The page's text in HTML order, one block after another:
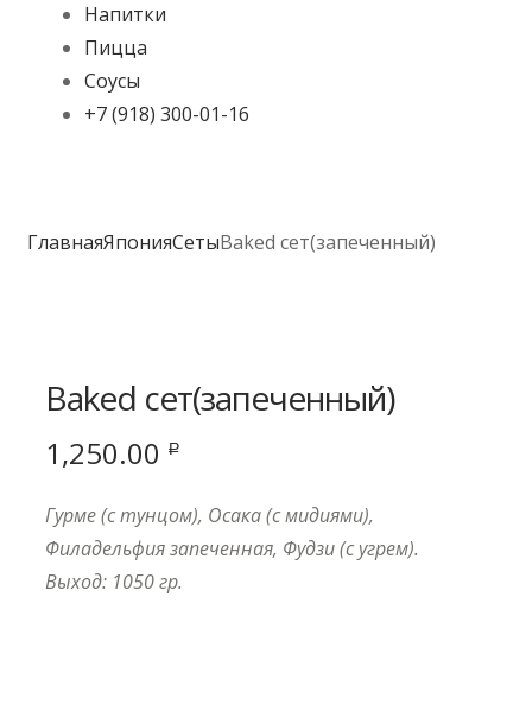
Напитки
Пицца
Соусы
+7 (918) 300-01-16
ГлавнаяЯпонияСетыBaked сет(запеченный)
Baked сет(запеченный)
1,250.00 Р
Гурме (с тунцом), Осака (с мидиями),
Филадельфия запеченная, Фудзи (с угрем).
Выход: 1050 гр.